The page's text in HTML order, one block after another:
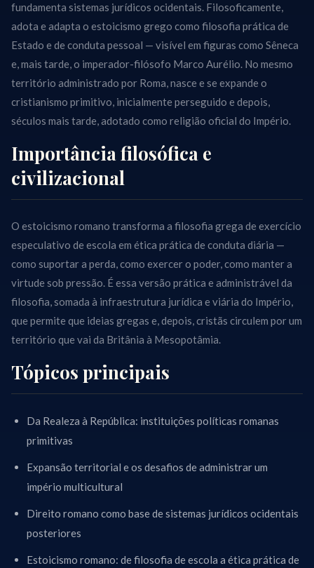
fundamenta sistemas jurídicos ocidentais. Filosoficamente,
adota e adapta o estoicismo grego como filosofia prática de
Estado e de conduta pessoal — visível em figuras como Sêneca
e, mais tarde, o imperador-filósofo Marco Aurélio. No mesmo
território administrado por Roma, nasce e se expande o
cristianismo primitivo, inicialmente perseguido e depois,
séculos mais tarde, adotado como religião oficial do Império.
Importância filosófica e
civilizacional
O estoicismo romano transforma a filosofia grega de exercício
especulativo de escola em ética prática de conduta diária —
como suportar a perda, como exercer o poder, como manter a
virtude sob pressão. É essa versão prática e administrável da
filosofia, somada à infraestrutura jurídica e viária do Império,
que permite que ideias gregas e, depois, cristãs circulem por um
território que vai da Britânia à Mesopotâmia.
Tópicos principais
Da Realeza à República: instituições políticas romanas
primitivas
Expansão territorial e os desafios de administrar um
império multicultural
Direito romano como base de sistemas jurídicos ocidentais
posteriores
Estoicismo romano: de filosofia de escola a ética prática de